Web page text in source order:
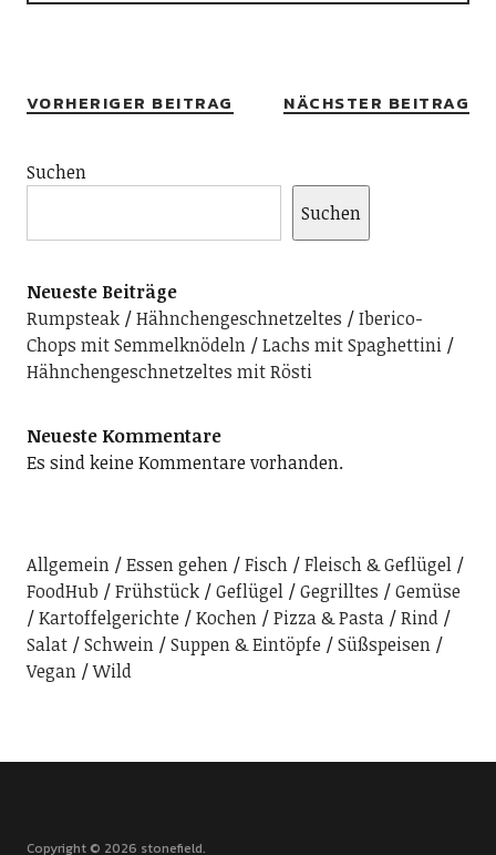
VORHERIGER BEITRAG NÄCHSTER BEITRAG
Suchen
Suchen
Neueste Beiträge
Rumpsteak
Hähnchengeschnetzeltes
Iberico-
Chops mit Semmelknödeln
Lachs mit Spaghettini
Hähnchengeschnetzeltes mit Rösti
Neueste Kommentare
Es sind keine Kommentare vorhanden.
Allgemein Essen gehen Fisch
Fleisch & Geflügel
FoodHub
Frühstück Geflügel Gegrilltes
Gemüse
Kartoffelgerichte
Kochen Pizza & Pasta
Rind
Salat
Schwein Suppen & Eintöpfe
Süßspeisen
Vegan
Wild
Copyright © 2026 stonefield